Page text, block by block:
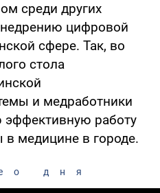
среди других
цифровой
сфере. Так, во
стола
и медработники
работу
медицине в городе.
дня